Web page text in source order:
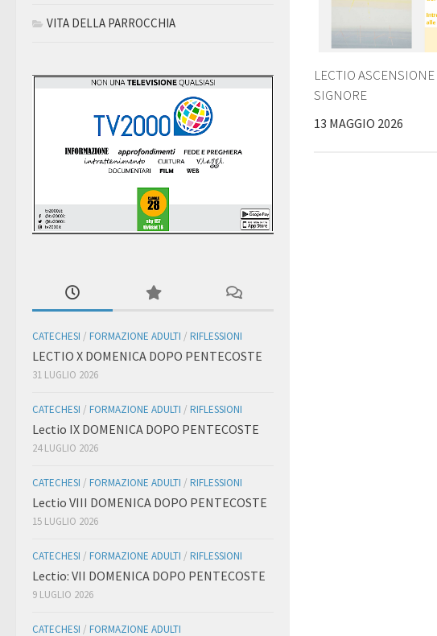
LECTIO
SIGNORE
13 MAGGIO 2026
VITA DELLA PARROCCHIA
CATECHESI / FORMAZIONE ADULTI / RIFLESSIONI
LECTIO X DOMENICA DOPO PENTECOSTE
31 LUGLIO 2026
CATECHESI / FORMAZIONE ADULTI / RIFLESSIONI
Lectio IX DOMENICA DOPO PENTECOSTE
24 LUGLIO 2026
CATECHESI / FORMAZIONE ADULTI / RIFLESSIONI
Lectio VIII DOMENICA DOPO PENTECOSTE
15 LUGLIO 2026
CATECHESI / FORMAZIONE ADULTI / RIFLESSIONI
Lectio: VII DOMENICA DOPO PENTECOSTE
9 LUGLIO 2026
CATECHESI / FORMAZIONE ADULTI